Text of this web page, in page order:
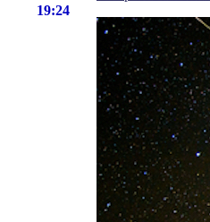
19:24